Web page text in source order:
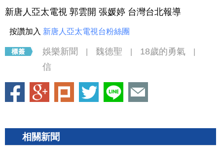
新唐人亞太電視 郭雲開 張媛婷 台灣台北報導
按讚加入 新唐人亞太電視台粉絲團
娛樂新聞 魏德聖 18歲的勇氣
信
相關新聞